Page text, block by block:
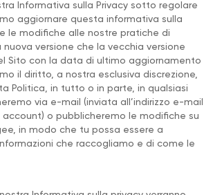
Informativa sulla Privacy sotto regolare
aggiornare questa informativa sulla
le modifiche alle nostre pratiche di
nuova versione che la vecchia versione
Sito con la data di ultimo aggiornamento
il diritto, a nostra esclusiva discrezione,
Politica, in tutto o in parte, in qualsiasi
via e-mail (inviata all’indirizzo e-mail
o pubblicheremo le modifiche su
in modo che tu possa essere a
che raccogliamo e di come le